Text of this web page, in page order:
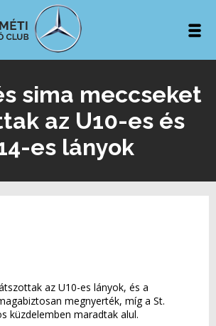
sima meccseket
az U10-es és
es lányok
az U10-es lányok, és a
megnyerték, míg a St.
küzdelemben maradtak alul.